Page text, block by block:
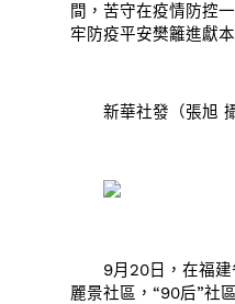
間，苦守在疫情防控
牢防疫平安樊籬進獻
新華社發（張旭 攝
9月20日，在福建
麗景社區，“90后”社